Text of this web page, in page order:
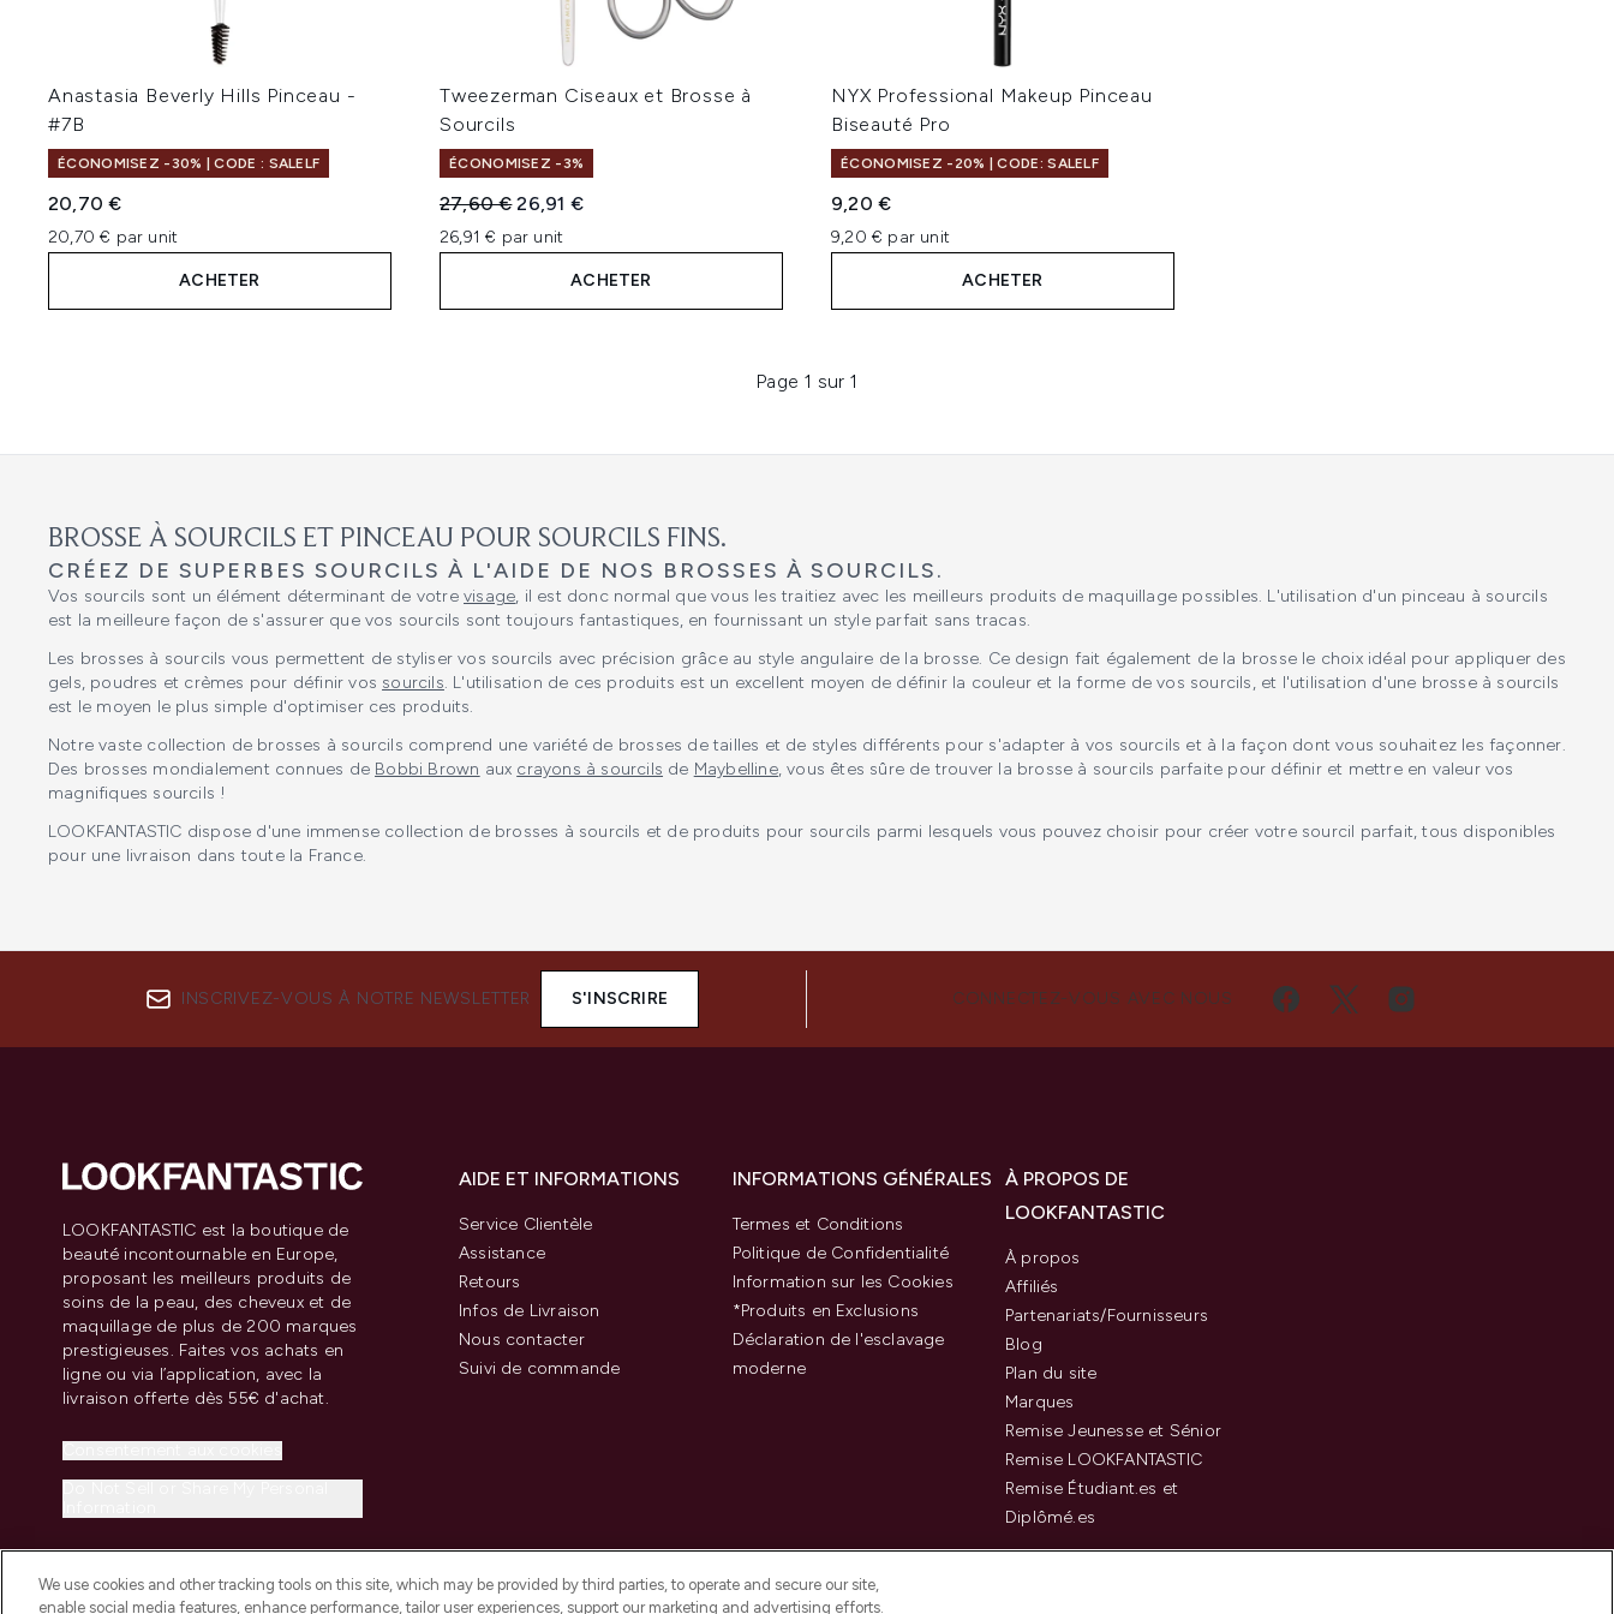
Anastasia Beverly Hills Pinceau -
#7B
ÉCONOMISEZ -30% | CODE : SALELF
20,70 €
20,70 € par unit
ACHETER
Tweezerman Ciseaux et Brosse à
Sourcils
ÉCONOMISEZ -3%
Prix de vente :
27,60 €Prix ​​actuel :
26,91 €
26,91 € par unit
ACHETER
NYX Professional Makeup Pinceau
Biseauté Pro
ÉCONOMISEZ -20% | CODE: SALELF
9,20 €
9,20 € par unit
ACHETER
Page 1 sur 1
BROSSE À SOURCILS ET PINCEAU POUR SOURCILS FINS.
CRÉEZ DE SUPERBES SOURCILS À L'AIDE DE NOS BROSSES À SOURCILS.
Vos sourcils sont un élément déterminant de votrevisage, il est donc normal que vous les traitiez avec les meilleurs produits de maquillage possibles. L'utilisation d'un pinceau à sourcils
est la meilleure façon de s'assurer que vos sourcils sont toujours fantastiques, en fournissant un style parfait sans tracas.
Les brosses à sourcils vous permettent de styliser vos sourcils avec précision grâce au style angulaire de la brosse. Ce design fait également de la brosse le choix idéal pour appliquer des
gels, poudres et crèmes pour définir vos sourcils. L'utilisation de ces produits est un excellent moyen de définir la couleur et la forme de vos sourcils, et l'utilisation d'une brosse à sourcils
est le moyen le plus simple d'optimiser ces produits.
Notre vaste collection de brosses à sourcils comprend une variété de brosses de tailles et de styles différents pour s'adapter à vos sourcils et à la façon dont vous souhaitez les façonner.
Des brosses mondialement connues de Bobbi Brown aux crayons à sourcils de Maybelline, vous êtes sûre de trouver la brosse à sourcils parfaite pour définir et mettre en valeur vos
magnifiques sourcils !
LOOKFANTASTIC dispose d'une immense collection de brosses à sourcils et de produits pour sourcils parmi lesquels vous pouvez choisir pour créer votre sourcil parfait, tous disponibles
pour une livraison dans toute la France.
INSCRIVEZ-VOUS À NOTRE NEWSLETTER S'INSCRIRE CONNECTEZ-VOUS AVEC NOUS
LOOKFANTASTIC est la boutique de
beauté incontournable en Europe,
proposant les meilleurs produits de
soins de la peau, des cheveux et de
maquillage de plus de 200 marques
prestigieuses. Faites vos achats en
ligne ou via l’application, avec la
livraison offerte dès 55€ d'achat.
AIDE ET INFORMATIONS
Service Clientèle
Assistance
Retours
Infos de Livraison
Nous contacter
Suivi de commande
INFORMATIONS GÉNÉRALES
Termes et Conditions
Politique de Confidentialité
Information sur les Cookies
*Produits en Exclusions
Déclaration de l'esclavage
moderne
À PROPOS DE
LOOKFANTASTIC
À propos
Affiliés
Partenariats/Fournisseurs
Blog
Plan du site
Marques
Remise Jeunesse et Sénior
Remise LOOKFANTASTIC
Remise Étudiant.es et
Diplômé.es
We use cookies and other tracking tools on this site, which may be provided by third parties, to operate and secure our site,
enable social media features, enhance performance, tailor user experiences, support our marketing and advertising efforts.